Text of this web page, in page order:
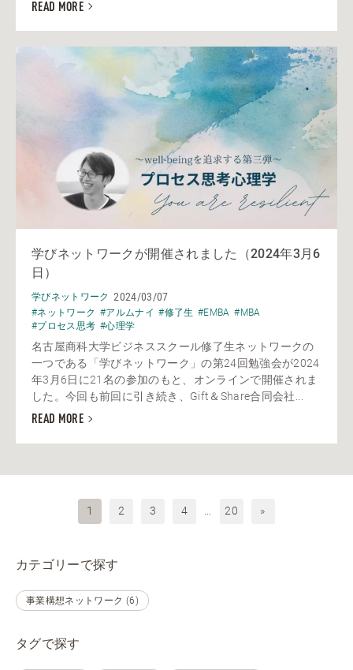
READ MORE
学びネットワークが開催されました（2024年3月6
日）
学びネットワーク 2024/03/07
#ネットワーク #アルムナイ #修了生 #EMBA #MBA
#プロセス思考 #心理学
名古屋商科大学ビジネススクール修了生ネットワークの
一つである「学びネットワーク」の第24回勉強会が2024
年3月6日に21名の参加のもと、オンラインで開催されま
した。今回も前回に引き続き、Gift＆Share合同会社...
READ MORE
1 2 3 4 … 20 »
カテゴリーで探す
事業構想ネットワーク (6)
タグで探す